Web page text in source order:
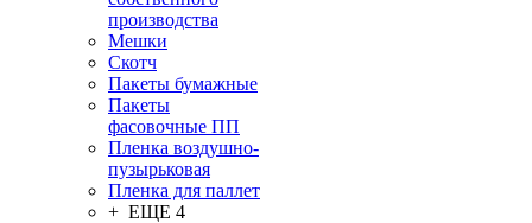
производства
Мешки
Скотч
Пакеты бумажные
Пакеты
фасовочные ПП
Пленка воздушно-
пузырьковая
Пленка для паллет
+ ЕЩЕ 4